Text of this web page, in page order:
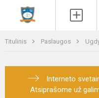
Titulinis Paslaugos
Interneto
Atsiprašome už